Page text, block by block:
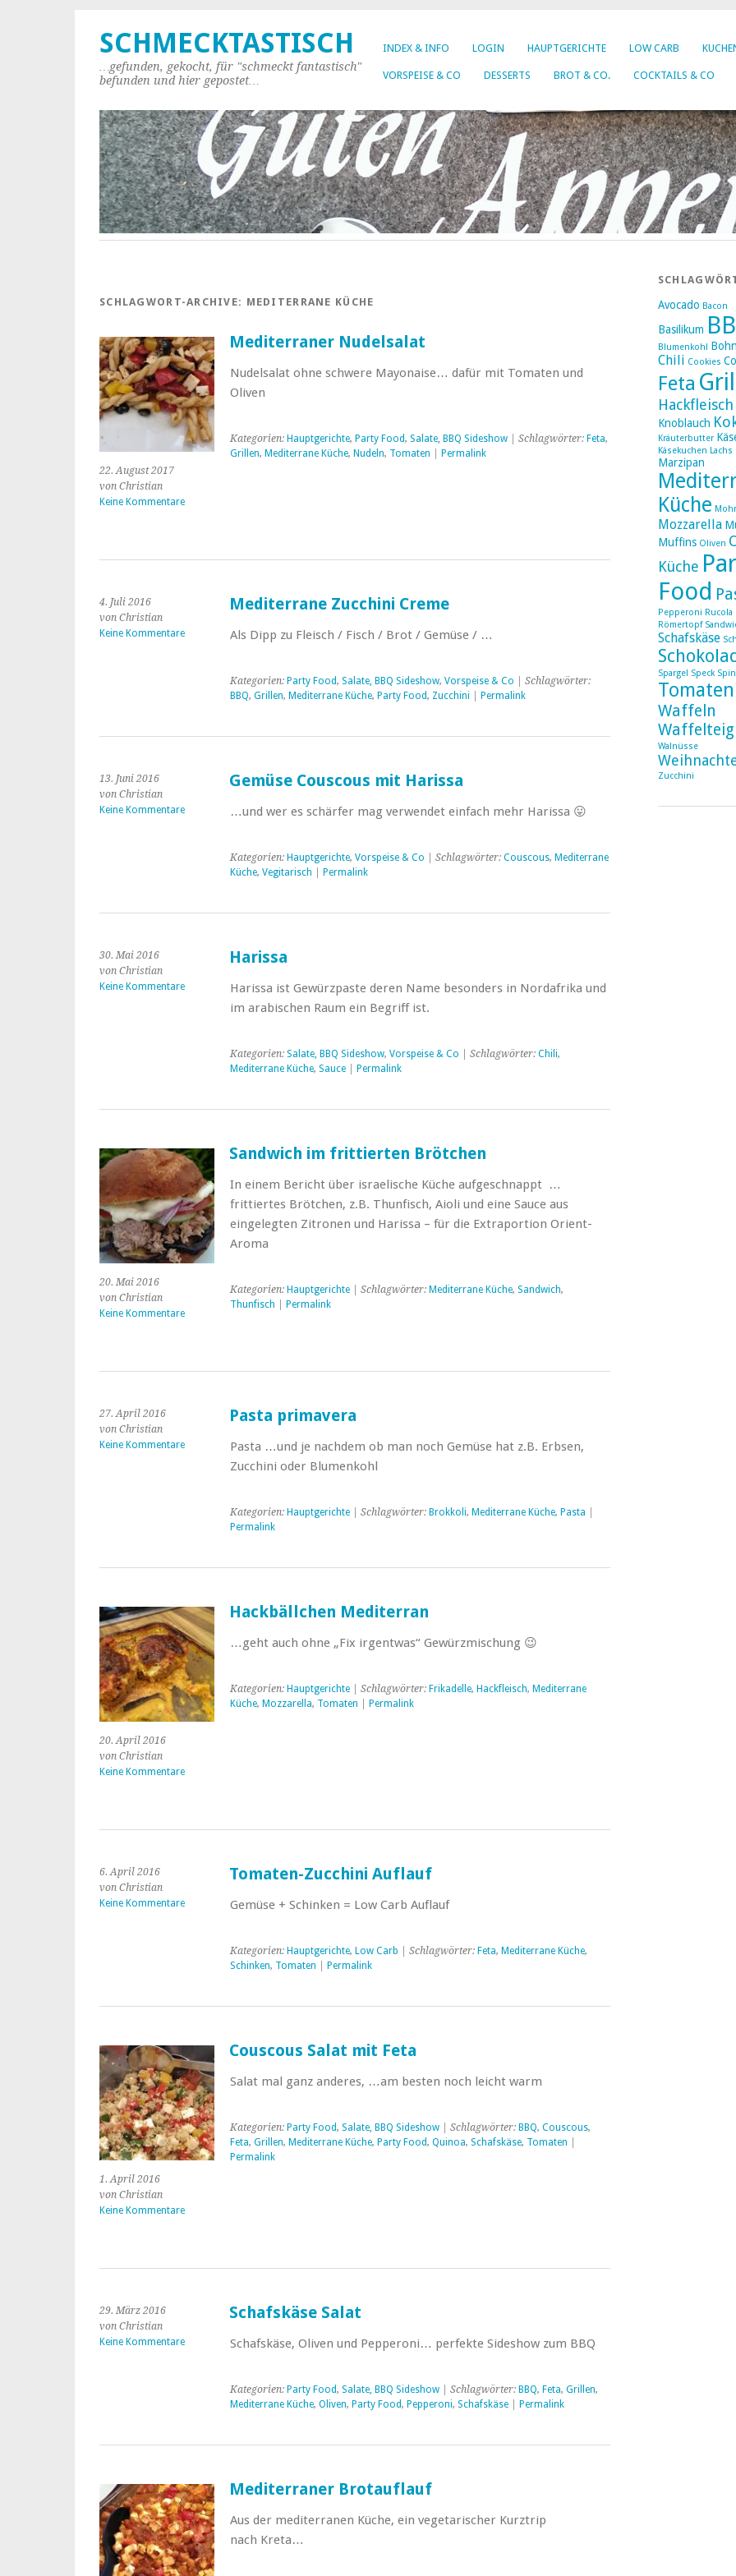
INDEX & INFO LOGIN HAUPTGERICHTE LOW CARB
VORSPEISE & CO DESSERTS BROT & CO. COCKTAILS & CO
SCHMECKTASTISCH
…gefunden, gekocht, für "schmeckt fantastisch"
befunden und hier gepostet…
SCHLAGWORT-ARCHIVE: MEDITERRANE KÜCHE
22. August 2017
von Christian
Keine Kommentare
Mediterraner Nudelsalat
Nudelsalat ohne schwere Mayonaise… dafür mit Tomaten und
Oliven
Kategorien: Hauptgerichte, Party Food, Salate, BBQ Sideshow| Schlagwörter: Feta,
Grillen, Mediterrane Küche, Nudeln, Tomaten Permalink
4. Juli 2016
von Christian
Keine Kommentare
Mediterrane Zucchini Creme
Als Dipp zu Fleisch / Fisch / Brot / Gemüse / …
Kategorien: Party Food, Salate, BBQ Sideshow, Vorspeise & Co | Schlagwörter:
BBQ, Grillen, Mediterrane Küche, Party Food, Zucchini Permalink
13. Juni 2016
von Christian
Keine Kommentare
Gemüse Couscous mit Harissa
…und wer es schärfer mag verwendet einfach mehr Harissa 😛
Kategorien: Hauptgerichte, Vorspeise & Co | Schlagwörter: Couscous, Mediterrane
Küche, Vegitarisch Permalink
30. Mai 2016
von Christian
Keine Kommentare
Harissa
Harissa ist Gewürzpaste deren Name besonders in Nordafrika und
im arabischen Raum ein Begriff ist.
Kategorien: Salate, BBQ Sideshow, Vorspeise & Co | Schlagwörter: Chili,
Mediterrane Küche, Sauce| Permalink
20. Mai 2016
von Christian
Keine Kommentare
Sandwich im frittierten Brötchen
In einem Bericht über israelische Küche aufgeschnappt …
frittiertes Brötchen, z.B. Thunfisch, Aioli und eine Sauce aus
eingelegten Zitronen und Harissa – für die Extraportion Orient-
Aroma
Kategorien: Hauptgerichte| Schlagwörter: Mediterrane Küche, Sandwich,
Thunfisch
Permalink
27. April 2016
von Christian
Keine Kommentare
Pasta primavera
Pasta …und je nachdem ob man noch Gemüse hat z.B. Erbsen,
Zucchini oder Blumenkohl
Kategorien: Hauptgerichte| Schlagwörter: Brokkoli, Mediterrane Küche, Pasta
Permalink
20. April 2016
von Christian
Keine Kommentare
Hackbällchen Mediterran
…geht auch ohne „Fix irgentwas“ Gewürzmischung 😉
Kategorien: Hauptgerichte| Schlagwörter: Frikadelle, Hackfleisch, Mediterrane
Küche, Mozzarella, Tomaten Permalink
6. April 2016
von Christian
Keine Kommentare
Tomaten-Zucchini Auflauf
Gemüse + Schinken = Low Carb Auflauf
Kategorien: Hauptgerichte, Low Carb | Schlagwörter: Feta, Mediterrane Küche,
Schinken, Tomaten Permalink
1. April 2016
von Christian
Keine Kommentare
Couscous Salat mit Feta
Salat mal ganz anderes, …am besten noch leicht warm
Kategorien: Party Food, Salate, BBQ Sideshow| Schlagwörter: BBQ, Couscous,
Feta, Grillen, Mediterrane Küche, Party Food, Quinoa, Schafskäse, Tomaten
Permalink
29. März 2016
von Christian
Keine Kommentare
Schafskäse Salat
Schafskäse, Oliven und Pepperoni… perfekte Sideshow zum BBQ
Kategorien: Party Food, Salate, BBQ Sideshow| Schlagwörter: BBQ, Feta, Grillen,
Mediterrane Küche, Oliven, Party Food, Pepperoni, Schafskäse| Permalink
Mediterraner Brotauflauf
Aus der mediterranen Küche, ein vegetarischer Kurztrip
nach Kreta…
Avocado Bacon
Basilikum
Blumenkohl
Chili Cookies
Feta
Hackfleisch
Knoblauch
Kräuterbutter
Käsekuchen Lachs
Marzipan
Küche
Mozzarella
Muffins Oliven
Küche
Food
Pepperoni Rucola
Römertopf
Schafskäse
Spargel Speck
Tomaten
Waffeln
Waffelteig
Walnüsse
Zucchini